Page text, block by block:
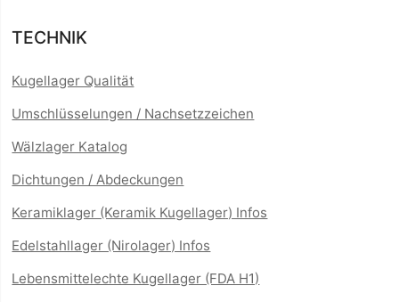
TECHNIK
Kugellager Qualität
Umschlüsselungen / Nachsetzzeichen
Wälzlager Katalog
Dichtungen / Abdeckungen
Keramiklager (Keramik Kugellager) Infos
Edelstahllager (Nirolager) Infos
Lebensmittelechte Kugellager (FDA H1)